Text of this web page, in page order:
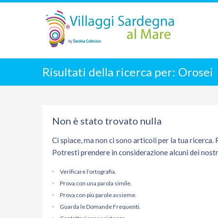
Risultati della ricerca per: Orosei
Non è stato trovato nulla
Ci spiace, ma non ci sono articoli per la tua ricerca.
Potresti prendere in considerazione alcuni dei
Verificare l’ortografia.
Prova con una parola simile.
Prova con più parole assieme.
Guarda le Domande Frequenti.